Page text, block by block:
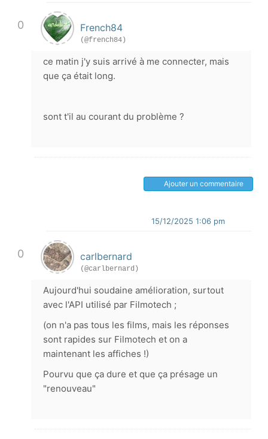
0 French84
(@french84)
ce matin j'y suis arrivé à me connecter, mais
que ça était long.
sont t'il au courant du problème ?
Ajouter un commentaire
0
15/12/2025 1:06 pm
carlbernard
(@carlbernard)
Aujourd'hui soudaine amélioration, surtout
avec l'API utilisé par Filmotech ;
(on n'a pas tous les films, mais les réponses
sont rapides sur Filmotech et on a
maintenant les affiches !)
Pourvu que ça dure et que ça présage un
"renouveau"